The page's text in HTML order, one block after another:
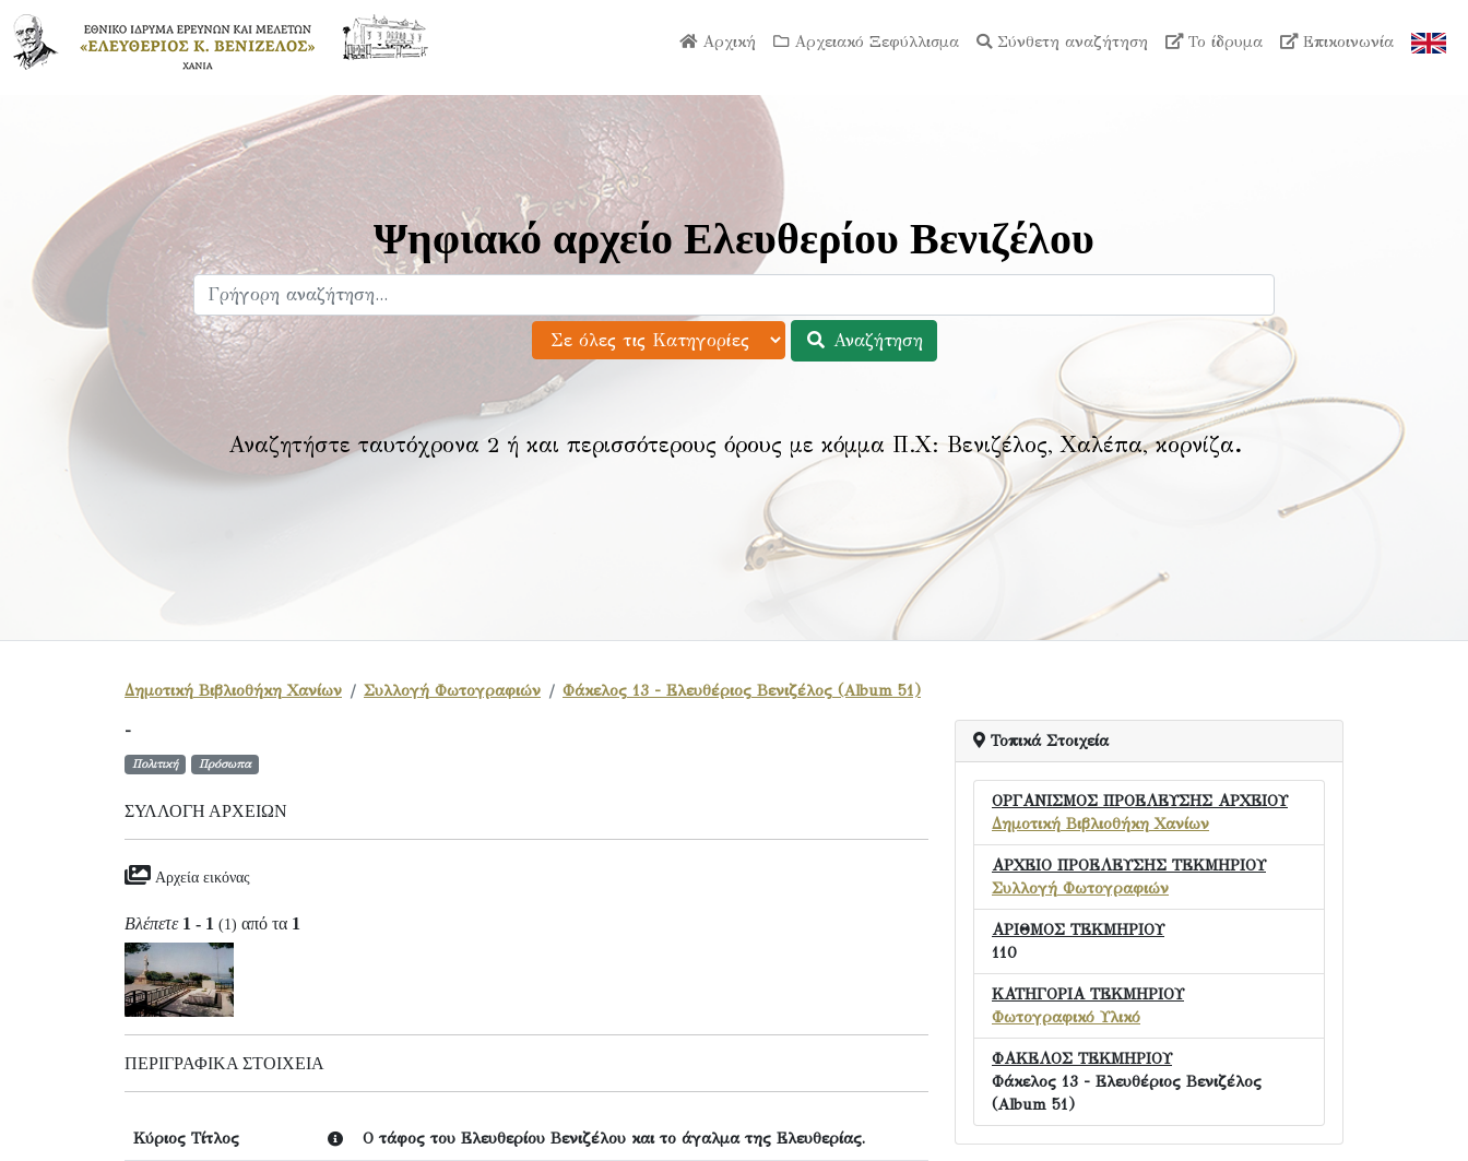
Αρχική Αρχειακό Ξεφύλλισμα Σύνθετη αναζήτηση Το ίδρυμα Επικοινωνία
Ψηφιακό αρχείο Ελευθερίου Βενιζέλου
Αναζήτηση
Αναζητήστε ταυτόχρονα 2 ή και περισσότερους όρους με κόμμα Π.Χ: Βενιζέλος, Χαλέπα, κορνίζα.
Δημοτική Βιβλιοθήκη Χανίων Συλλογή Φωτογραφιών Φάκελος 13 - Ελευθέριος Βενιζέλος (Album 51)
-
Πολιτική Πρόσωπα
ΣΥΛΛΟΓΉ ΑΡΧΕΊΩΝ
Αρχεία εικόνας
Βλέπετε 1 - 1 (1) από τα 1
ΠΕΡΙΓΡΑΦΙΚΆ ΣΤΟΙΧΕΊΑ
Κύριος Τίτλος Ο τάφος του Ελευθερίου Βενιζέλου και το άγαλμα της Ελευθερίας.
Τοπικά Στοιχεία
ΟΡΓΑΝΙΣΜΟΣ ΠΡΟΕΛΕΥΣΗΣ ΑΡΧΕΙΟΥ
Δημοτική Βιβλιοθήκη Χανίων
ΑΡΧΕΙΟ ΠΡΟΕΛΕΥΣΗΣ ΤΕΚΜΗΡΙΟΥ
Συλλογή Φωτογραφιών
ΑΡΙΘΜΟΣ ΤΕΚΜΗΡΙΟΥ
110
ΚΑΤΗΓΟΡΙΑ ΤΕΚΜΗΡΙΟΥ
Φωτογραφικό Υλικό
ΦΑΚΕΛΟΣ ΤΕΚΜΗΡΙΟΥ
Φάκελος 13 - Ελευθέριος Βενιζέλος
(Album 51)